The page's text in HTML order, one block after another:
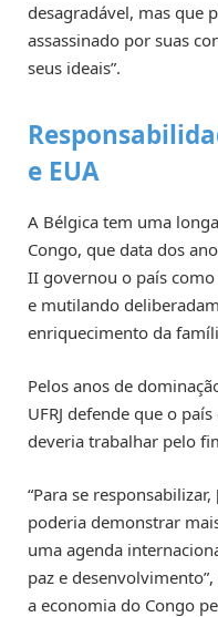
desagradável, mas que
assassinado por suas
seus ideais”.
e EUA
A Bélgica tem uma
Congo, que data dos
II governou o país
e mutilando
enriquecimento da
Pelos anos de
UFRJ defende que o
deveria trabalhar pelo
“Para se
poderia demonstrar
uma agenda
paz e
a economia do Congo